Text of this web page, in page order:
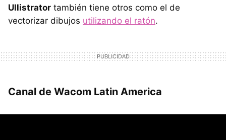
Ullistrator también tiene otros como el de
vectorizar dibujos utilizando el ratón.
Canal de Wacom Latin America